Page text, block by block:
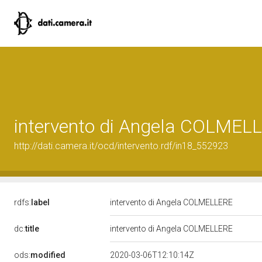
intervento di Angela
http://dati.camera.it/ocd/intervento.rdf/in18_552923
rdfs: label intervento di Angela COLMELLERE
dc:title intervento di Angela COLMELLERE
ods:modified 2020-03-06T12:10:14Z